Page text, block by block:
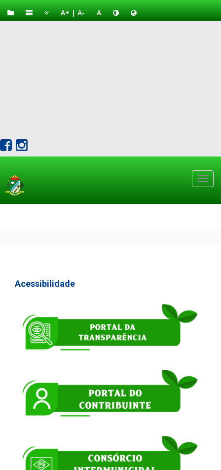
A+|A- A
Acessibilidade